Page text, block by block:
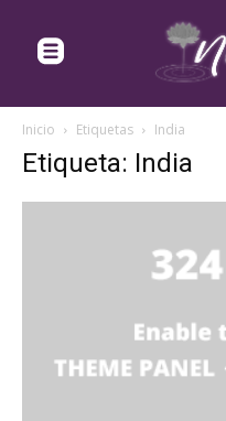
Inicio Etiquetas India
Etiqueta: India